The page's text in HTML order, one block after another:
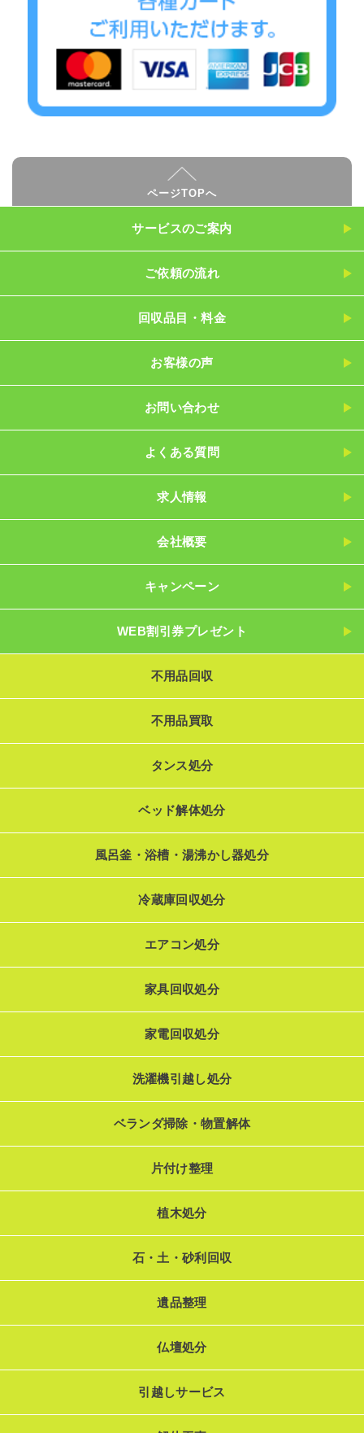
ページTOPへ
サービスのご案内
ご依頼の流れ
回収品目・料金
お客様の声
お問い合わせ
よくある質問
求人情報
会社概要
キャンペーン
WEB割引券プレゼント
不用品回収
不用品買取
タンス処分
ベッド解体処分
風呂釜・浴槽・湯沸かし器処分
冷蔵庫回収処分
エアコン処分
家具回収処分
家電回収処分
洗濯機引越し処分
ベランダ掃除・物置解体
片付け整理
植木処分
石・土・砂利回収
遺品整理
仏壇処分
引越しサービス